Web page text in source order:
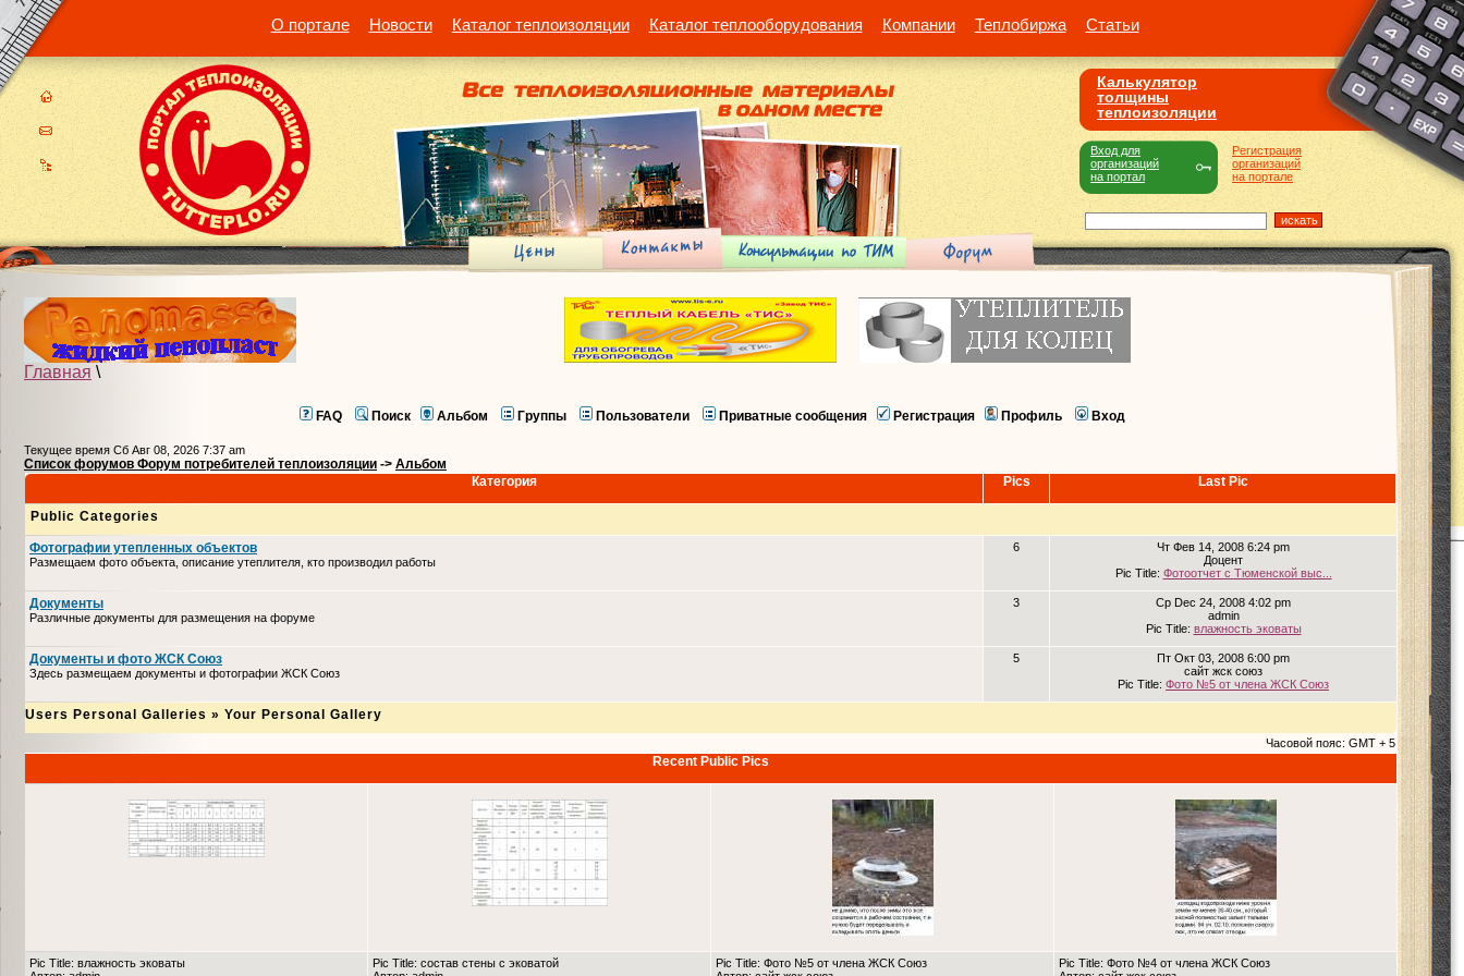
О портале Новости Каталог теплоизоляции Каталог теплооборудования Компании Теплобиржа Статьи
Калькулятор
толщины
теплоизоляции
Регистрация
организаций
на портале
Вход для
организаций
на портал
Главная \
FAQ Поиск Альбом Группы Пользователи Приватные сообщения Регистрация Профиль Вход
Текущее время Сб Авг 08, 2026 7:37 am
Список форумов Форум потребителей теплоизоляции -> Альбом
Категория
Pics Last Pic
Public Categories
Фотографии утепленных объектов
Размещаем фото объекта, описание утеплителя, кто производил работы
6
Чт Фев 14, 2008 6:24 pm
Доцент
Pic Title: Фотоотчет с Тюменской выс...
Документы
Различные документы для размещения на форуме
3
Ср Dec 24, 2008 4:02 pm
admin
Pic Title: влажность эковаты
Документы и фото ЖСК Союз
Здесь размещаем документы и фотографии ЖСК Союз
5
Пт Окт 03, 2008 6:00 pm
сайт жск союз
Pic Title: Фото №5 от члена ЖСК Союз
Users Personal Galleries » Your Personal Gallery
Часовой пояс: GMT + 5
Recent Public Pics
Pic Title: влажность эковаты
Pic Title: состав стены с эковатой
Pic Title: Фото №5 от члена ЖСК Союз
Pic Title: Фото №4 от члена ЖСК Союз